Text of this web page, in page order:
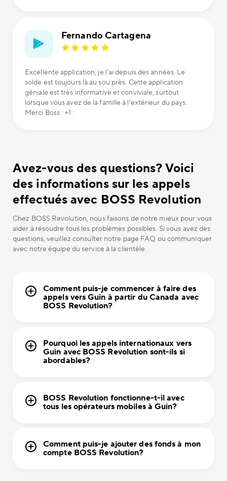
Fernando Cartagena
Excellente application; je l’ai depuis des années. Le
solde est toujours là au sou près. Cette application
géniale est très informative et conviviale, surtout
lorsque vous avez de la famille à l’extérieur du pays.
Merci Boss : +1 :
Avez-vous des questions? Voici
des informations sur les appels
effectués avec BOSS Revolution
Chez BOSS Revolution, nous faisons de notre mieux pour vous
aider à résoudre tous les problèmes possibles. Si vous avez des
questions, veuillez consulter notre page FAQ ou communiquer
avec notre équipe du service à la clientèle.
Comment puis-je commencer à faire des
appels vers Guin à partir du Canada avec
BOSS Revolution?
Pourquoi les appels internationaux vers
Guin avec BOSS Revolution sont-ils si
abordables?
BOSS Revolution fonctionne-t-il avec
tous les opérateurs mobiles à Guin?
Comment puis-je ajouter des fonds à mon
compte BOSS Revolution?